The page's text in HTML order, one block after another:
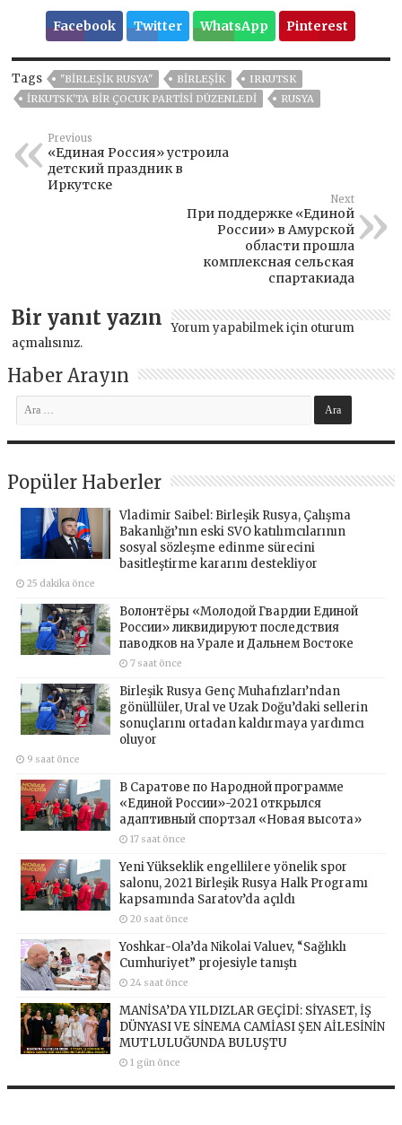
Facebook Twitter WhatsApp Pinterest
Tags "BIRLEŞIK RUSYA" BIRLEŞIK
IRKUTSK
İRKUTSK'TA BIR ÇOCUK PARTISI DÜZENLEDI
RUSYA
Previous
«Единая Россия» устроила
детский праздник в
Иркутске
Next
При поддержке «Единой
России» в Амурской
области прошла
комплексная сельская
спартакиада
Bir yanıt yazın Yorum yapabilmek için oturum
açmalısınız.
Haber Arayın
Popüler Haberler
Vladimir Saibel: Birleşik Rusya, Çalışma
Bakanlığı’nın eski SVO katılımcılarının
sosyal sözleşme edinme sürecini
basitleştirme kararını destekliyor
25 dakika önce
Волонтёры «Молодой Гвардии Единой
России» ликвидируют последствия
паводков на Урале и Дальнем Востоке
7 saat önce
Birleşik Rusya Genç Muhafızları’ndan
gönüllüler, Ural ve Uzak Doğu’daki sellerin
sonuçlarını ortadan kaldırmaya yardımcı
oluyor
9 saat önce
В Саратове по Народной программе
«Единой России»-2021 открылся
адаптивный спортзал «Новая высота»
17 saat önce
Yeni Yükseklik engellilere yönelik spor
salonu, 2021 Birleşik Rusya Halk Programı
kapsamında Saratov’da açıldı
20 saat önce
Yoshkar-Ola’da Nikolai Valuev, “Sağlıklı
Cumhuriyet” projesiyle tanıştı
24 saat önce
MANİSA’DA YILDIZLAR GEÇİDİ: SİYASET, İŞ
DÜNYASI VE SİNEMA CAMİASI ŞEN AİLESİNİN
MUTLULUĞUNDA BULUŞTU
1 gün önce